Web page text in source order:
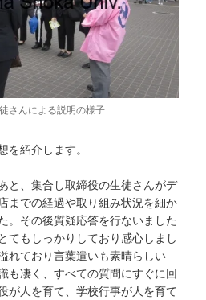
さんによる説明の様子
を紹介します。
と、集合し取締役の生徒さんがデ
までの経過や取り組み状況を細か
。その後質疑応答を行ないました
てもしっかりしており感心しまし
れており言葉遣いも素晴らしい
も凄く、すべての質問にすぐに回
が人を育て、学校行事が人を育て